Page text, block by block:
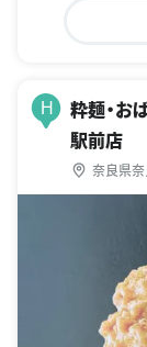
H
粋麺・お
駅前店
奈良県